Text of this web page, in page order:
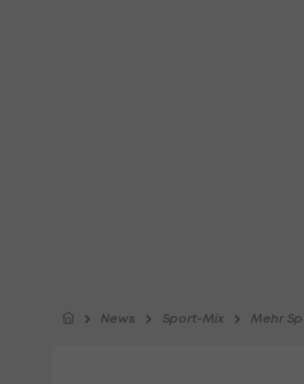
News Sport-Mix Mehr